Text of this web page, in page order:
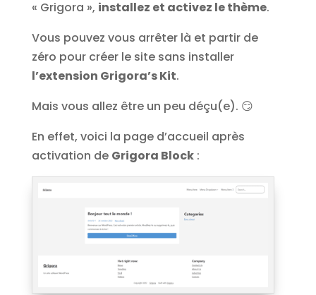
« Grigora », installez et activez le thème.
Vous pouvez vous arrêter là et partir de
zéro pour créer le site sans installer
l’extension Grigora’s Kit.
Mais vous allez être un peu déçu(e). 😏​
En effet, voici la page d’accueil après
activation de Grigora Block: